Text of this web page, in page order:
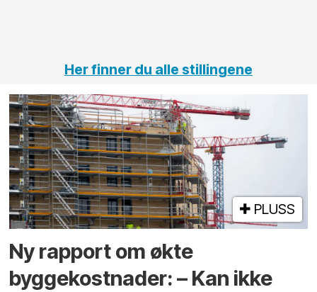
Her finner du alle stillingene
PLUSS
Ny rapport om økte
byggekostnader: – Kan ikke